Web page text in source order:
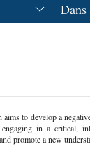
aims to develop a
engaging in a critical,
promote a new